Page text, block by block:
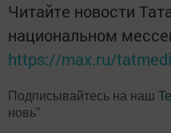
Читайте новости
национальном
https://max.ru/
Подписывайтесь на наш
новь"